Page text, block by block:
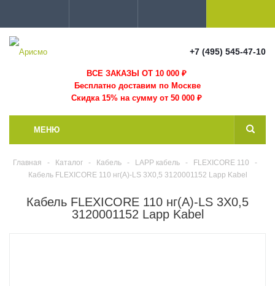
+7 (495) 545-47-10
ВСЕ ЗАКАЗЫ ОТ 10 000₽
Бесплатно доставим по Москве
Скидка 15% на сумму от 50 000 ₽
МЕНЮ
Главная - Каталог - Кабель - LAPP кабель - FLEXICORE 110
-
Кабель FLEXICORE 110 нг(А)-LS 3X0,5 3120001152 Lapp Kabel
Кабель FLEXICORE 110 нг(А)-LS 3X0,5
3120001152 Lapp Kabel